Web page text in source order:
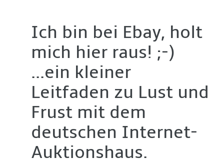
Ich bin bei Ebay, holt
mich hier raus! ;-)
...ein kleiner
Leitfaden zu Lust und
Frust mit dem
deutschen Internet-
Auktionshaus.